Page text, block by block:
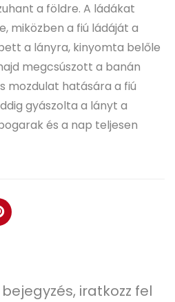
a földre. A ládákat
miközben a fiú ládáját a
a lányra, kinyomta belőle
megcsúszott a banán
mozdulat hatására a fiú
gyászolta a lányt a
és a nap teljesen
iratkozz fel